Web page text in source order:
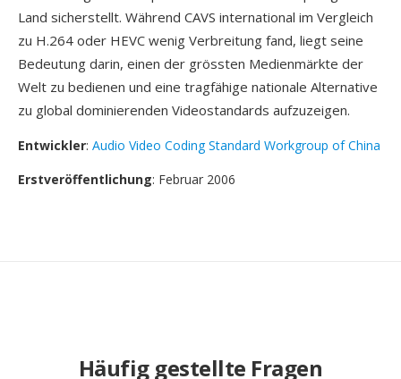
Land sicherstellt. Während CAVS international im Vergleich
zu H.264 oder HEVC wenig Verbreitung fand, liegt seine
Bedeutung darin, einen der grössten Medienmärkte der
Welt zu bedienen und eine tragfähige nationale Alternative
zu global dominierenden Videostandards aufzuzeigen.
Entwickler: Audio Video Coding Standard Workgroup of China
Erstveröffentlichung: Februar 2006
Häufig gestellte Fragen